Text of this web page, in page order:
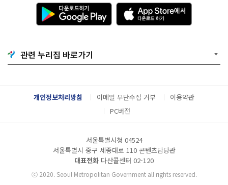
다
운
로
기
G
o
g
l
e
l
A
p
p
e
서
다
운
드
관련 누리집 바로가기
개인정보처리방침 이메일 무단수집 거부
이용약관
PC버전
서울특별시청 04524
서울특별시 중구 세종대로 110 콘텐츠담당관
대표전화 다산콜센터 02-120
ⓒ2020. Seoul Metropolitan Government all rights reserved.